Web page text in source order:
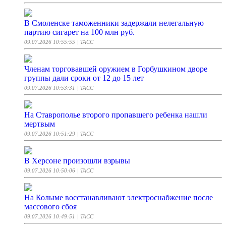
В Смоленске таможенники задержали нелегальную
партию сигарет на 100 млн руб.
09.07.2026 10:55:55 | ТАСС
Членам торговавшей оружием в Горбушкином дворе
группы дали сроки от 12 до 15 лет
09.07.2026 10:53:31 | ТАСС
На Ставрополье второго пропавшего ребенка нашли
мертвым
09.07.2026 10:51:29 | ТАСС
В Херсоне произошли взрывы
09.07.2026 10:50:06 | ТАСС
На Колыме восстанавливают электроснабжение после
массового сбоя
09.07.2026 10:49:51 | ТАСС